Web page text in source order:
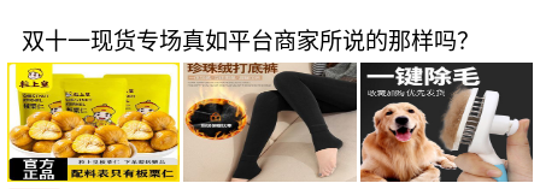
双十一现货专场真如平台商家所说的那样吗？